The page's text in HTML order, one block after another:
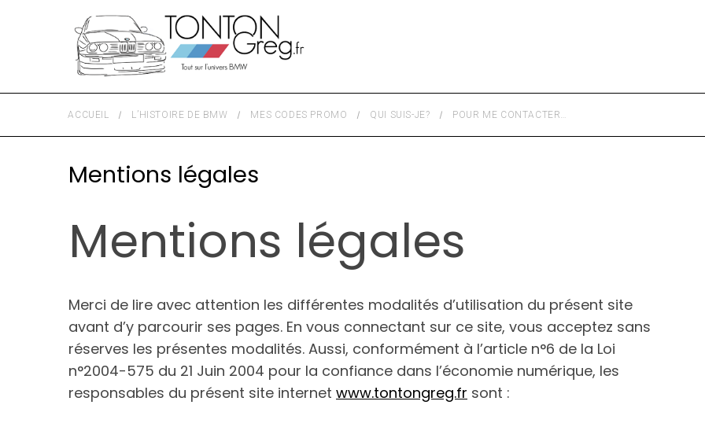
ACCUEIL L’HISTOIRE DE BMW MES CODES PROMO QUI SUIS-JE? POUR ME CONTACTER…
Mentions légales
Mentions légales
Merci de lire avec attention les différentes modalités d’utilisation du présent site
avant d’y parcourir ses pages. En vous connectant sur ce site, vous acceptez sans
réserves les présentes modalités. Aussi, conformément à l’article n°6 de la Loi
n°2004-575 du 21 Juin 2004 pour la confiance dans l’économie numérique, les
responsables du présent site internet www.tontongreg.fr sont :